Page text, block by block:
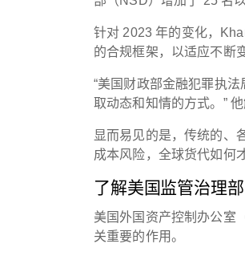
针对 2023 年的变化，
的合规框架，以适应不断
“美国财政部金融犯罪执
取动态和知情的方式。”
显而易见的是，传统的、
成本风险，全球货代如何
了解美国监管治理
美国外国资产控制办公室
关重要的作用。